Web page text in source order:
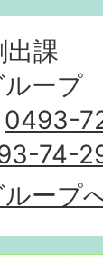
課
ープ
0493-
74-
ープ